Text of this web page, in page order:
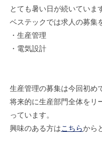
とても暑い日が続いていま
ベステックでは求人の募集
・生産管理
・電気設計
生産管理の募集は今回初め
将来的に生産部門全体をリ
っています。
興味のある方はこちらから